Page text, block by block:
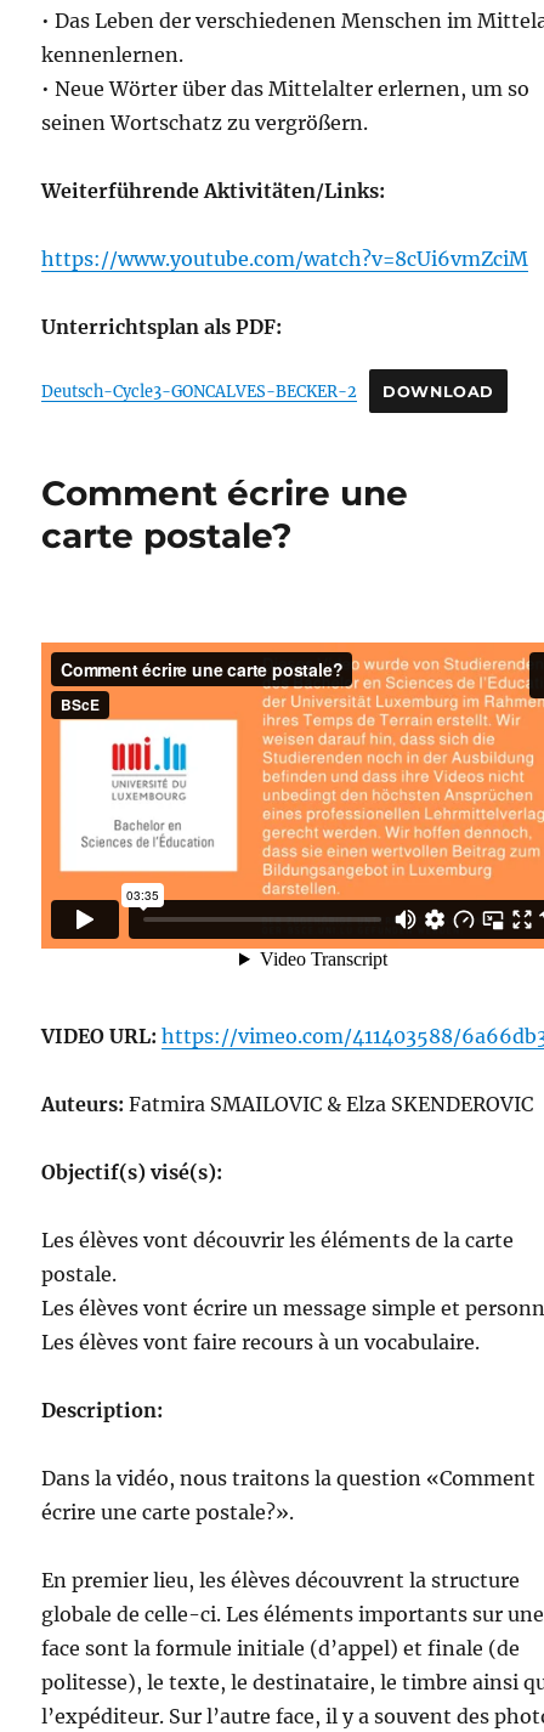
• Das Leben der verschiedenen Menschen im
kennenlernen.
• Neue Wörter über das Mittelalter erlernen, um so
seinen Wortschatz zu vergrößern.
Weiterführende Aktivitäten/Links:
https://www.youtube.com/watch?v=8cUi6vmZciM
Unterrichtsplan als PDF:
Deutsch-Cycle3-GONCALVES-BECKER-2 DOWNLOAD
Comment écrire une
carte postale?
VIDEO URL: https://vimeo.com/411403588/
Auteurs: Fatmira SMAILOVIC & Elza SKENDEROVIC
Objectif(s) visé(s):
Les élèves vont découvrir les éléments de la carte
postale.
Les élèves vont écrire un message simple et
Les élèves vont faire recours à un vocabulaire.
Description:
Dans la vidéo, nous traitons la question «Comment
écrire une carte postale?».
En premier lieu, les élèves découvrent la structure
globale de celle-ci. Les éléments importants sur une
face sont la formule initiale (d’appel) et finale (de
politesse), le texte, le destinataire, le timbre ainsi
l’expéditeur. Sur l’autre face, il y a souvent des